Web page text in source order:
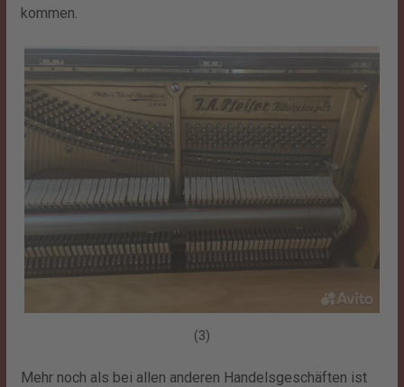
kommen.
(3)
Mehr noch als bei allen anderen Handelsgeschäften ist